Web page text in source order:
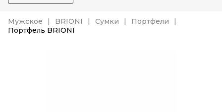
Мужское BRIONI Сумки
Портфели
Портфель BRIONI